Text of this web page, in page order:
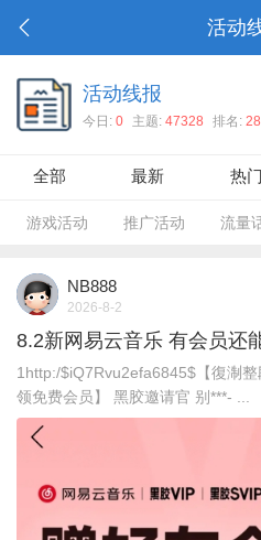
活动
活动线报
今日: 0 主题: 47328 排名: 28
全部 最新 热门
游戏活动 推广活动 流量
NB888
2026-8-2
8.2新网易云音乐 有会员还
1http:/$iQ7Rvu2efa6845$【復淛整
领免费会员】 黑胶邀请官 别***- ...